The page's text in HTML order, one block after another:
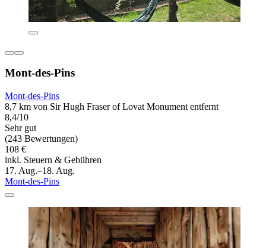
Mont-des-Pins
Mont-des-Pins
8,7 km von Sir Hugh Fraser of Lovat Monument entfernt
8,4/10
Sehr gut
(243 Bewertungen)
108 €
inkl. Steuern & Gebühren
17. Aug.–18. Aug.
Mont-des-Pins